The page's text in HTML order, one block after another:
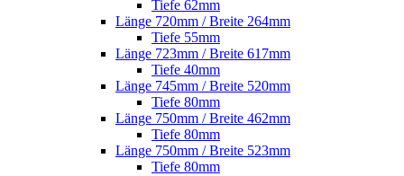
Tiefe 62mm
Länge 720mm / Breite 264mm
Tiefe 55mm
Länge 723mm / Breite 617mm
Tiefe 40mm
Länge 745mm / Breite 520mm
Tiefe 80mm
Länge 750mm / Breite 462mm
Tiefe 80mm
Länge 750mm / Breite 523mm
Tiefe 80mm